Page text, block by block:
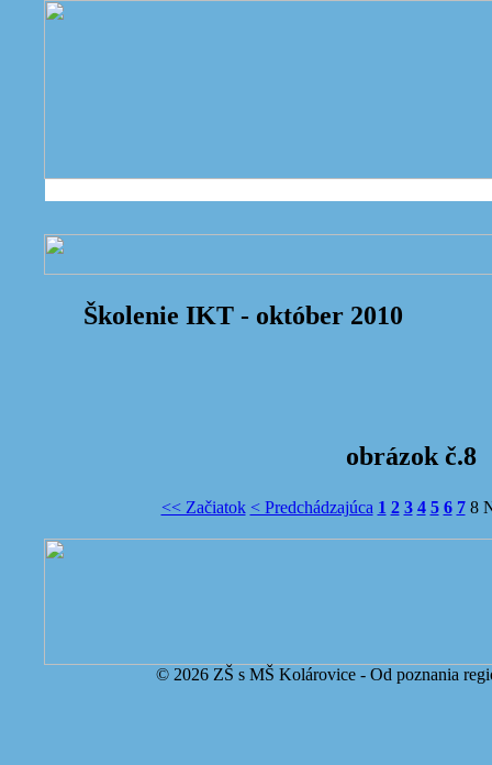
Školenie IKT - október 2010
obrázok č.8
<< Začiatok < Predchádzajúca 1 2 3 4 5 6 7 8
© 2026 ZŠ s MŠ Kolárovice - Od poznania